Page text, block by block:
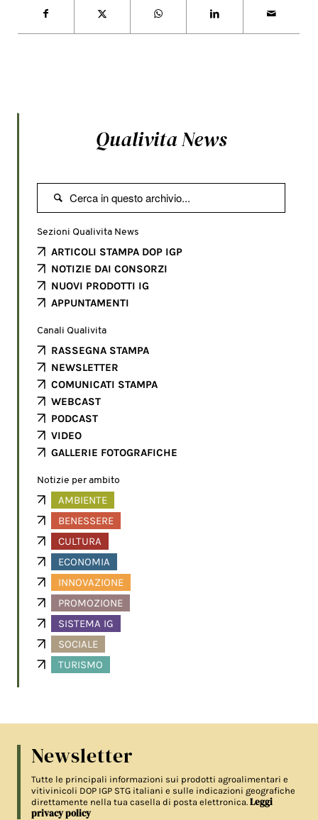
Qualivita News

Sezioni Qualivita News
ARTICOLI STAMPA DOP IGP
NOTIZIE DAI CONSORZI
NUOVI PRODOTTI IG
APPUNTAMENTI
Canali Qualivita
RASSEGNA STAMPA
NEWSLETTER
COMUNICATI STAMPA
WEBCAST
PODCAST
VIDEO
GALLERIE FOTOGRAFICHE
Notizie per ambito
AMBIENTE
BENESSERE
CULTURA
ECONOMIA
INNOVAZIONE
PROMOZIONE
SISTEMA IG
SOCIALE
TURISMO
Newsletter
Tutte le principali informazioni sui prodotti agroalimentari e
vitivinicoli DOP IGP STG italiani e sulle indicazioni geografiche
direttamente nella tua casella di posta elettronica.Leggi
privacy policy